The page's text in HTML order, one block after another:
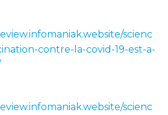
scienc
contre-la-covid-19-est-a-
scienc